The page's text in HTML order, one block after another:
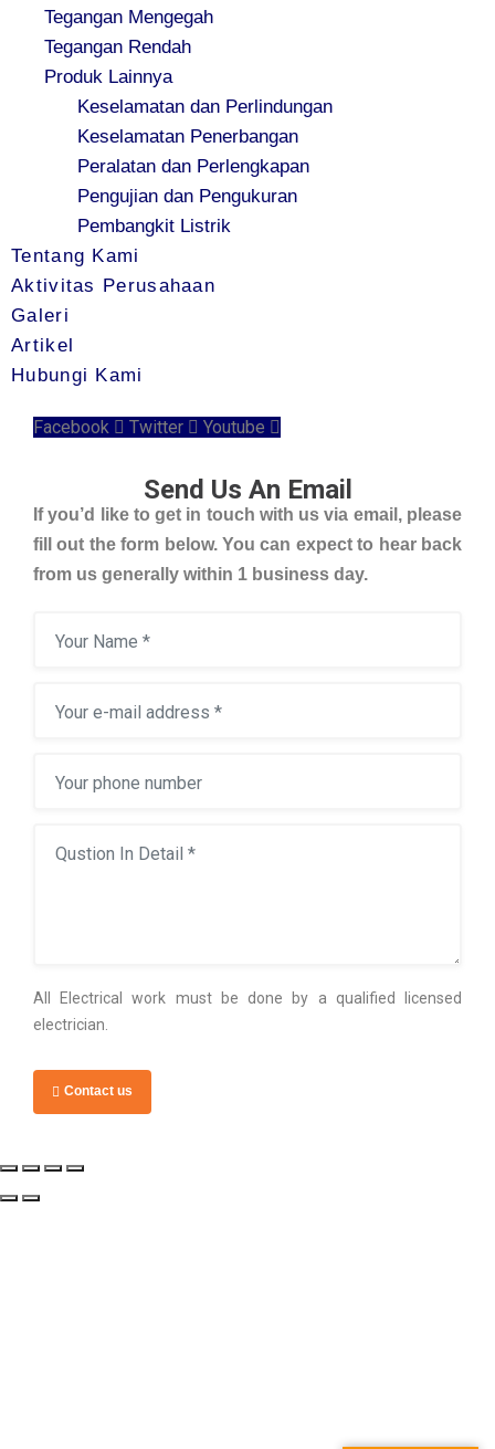
Tegangan Mengegah
Tegangan Rendah
Produk Lainnya
Keselamatan dan Perlindungan
Keselamatan Penerbangan
Peralatan dan Perlengkapan
Pengujian dan Pengukuran
Pembangkit Listrik
Tentang Kami
Aktivitas Perusahaan
Galeri
Artikel
Hubungi Kami
Facebook Twitter Youtube
Send Us An Email
If you’d like to get in touch with us via email, please
fill out the form below. You can expect to hear back
from us generally within 1 business day.
All Electrical work must be done by a qualified licensed
electrician.
Contact us